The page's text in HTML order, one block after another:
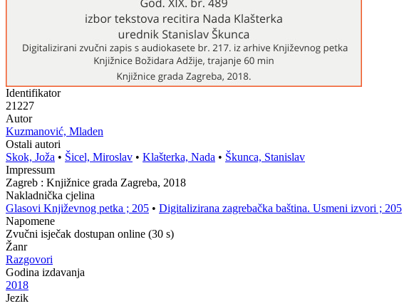
Identifikator
21227
Autor
Kuzmanović, Mladen
Ostali autori
Skok, Joža • Šicel, Miroslav • Klašterka, Nada • Škunca, Stanislav
Impressum
Zagreb : Knjižnice grada Zagreba, 2018
Nakladnička cjelina
Glasovi Književnog petka ; 205 • Digitalizirana zagrebačka baština. Usmeni izvori ; 205
Napomene
Zvučni isječak dostupan online (30 s)
Žanr
Razgovori
Godina izdavanja
2018
Jezik